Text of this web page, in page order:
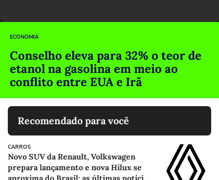
ECONOMIA
Conselho eleva para 32% o teor de
etanol na gasolina em meio ao
conflito entre EUA e Irã
Recomendado para você
CARROS
Novo SUV da Renault, Volkswagen
prepara lançamento e nova Hilux se